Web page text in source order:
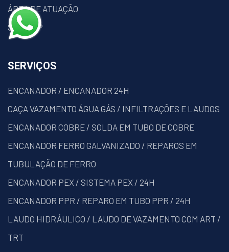
ÁREA DE ATUAÇÃO
SITEMAP
SERVIÇOS
ENCANADOR / ENCANADOR 24H
CAÇA VAZAMENTO ÁGUA GÁS / INFILTRAÇÕES E LAUDOS
ENCANADOR COBRE / SOLDA EM TUBO DE COBRE
ENCANADOR FERRO GALVANIZADO / REPAROS EM
TUBULAÇÃO DE FERRO
ENCANADOR PEX / SISTEMA PEX / 24H
ENCANADOR PPR / REPARO EM TUBO PPR / 24H
LAUDO HIDRÁULICO / LAUDO DE VAZAMENTO COM ART /
TRT